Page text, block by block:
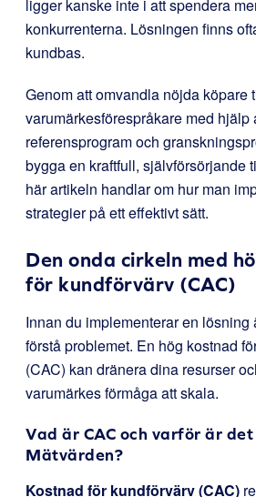
ligger kanske inte i att spendera
konkurrenterna. Lösningen finns
kundbas.
Genom att omvandla nöjda köpare
varumärkesförespråkare med hjälp
referensprogram och
bygga en kraftfull, självförsörjande
här artikeln handlar om hur man
strategier på ett effektivt sätt.
Den onda cirkeln med
för kundförvärv (CAC)
Innan du implementerar en lösning
förstå problemet. En hög kostnad
(CAC) kan dränera dina resurser
varumärkes förmåga att skala.
Vad är CAC och varför är
Mätvärden?
Kostnad för kundförvärv (CAC)